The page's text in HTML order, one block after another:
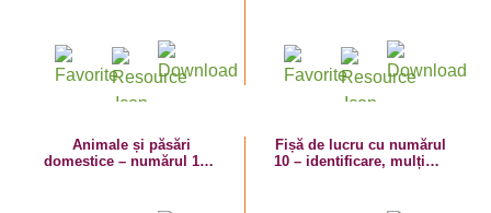
trasează!
Animale și păsări
domestice – numărul 10 –
Fișă de lucru cu numărul
10 – identificare, mulțimi,